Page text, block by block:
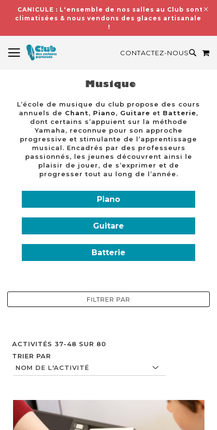
CANICULE : L'ensemble de nos salles au Club sont
climatisées & nous vendons des glaces artisanales
!
CONTACTEZ-NOUS
Musique
L’école de musique du club propose des cours
annuels de Chant, Piano, Guitare et Batterie,
dont certains s’appuient sur la méthode
Yamaha, reconnue pour son approche
progressive et stimulante de l’apprentissage
musical. Encadrés par des professeurs
passionnés, les jeunes découvrent ainsi le
plaisir de jouer, de s’exprimer et de
progresser tout au long de l’année.
Piano
Guitare
Batterie
ACTIVITÉS 37-48 SUR 80
TRIER PAR
FILTRER PAR